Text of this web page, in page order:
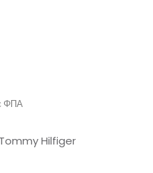
ΦΠΑ
Hilfiger